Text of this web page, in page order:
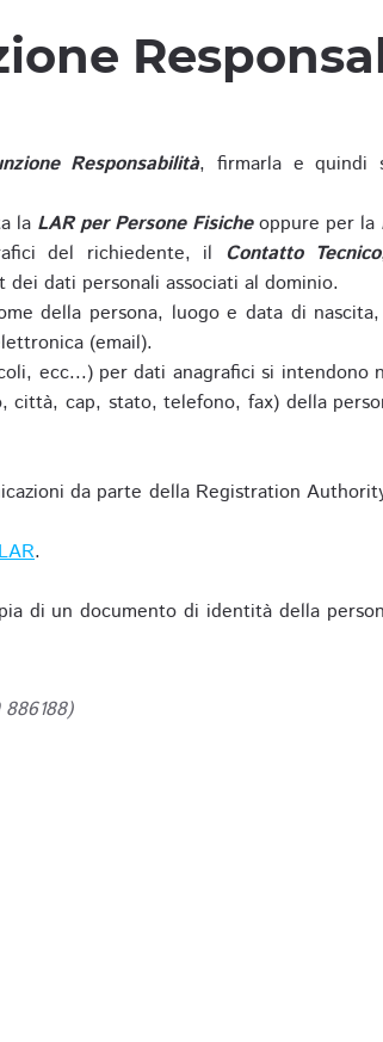
Responsabilità, firmarla e quindi
la LAR per Persone Fisicheoppure per la
del richiedente, il Contatto Tecnico
dati personali associati al dominio.
della persona, luogo e data di
(email).
ecc...) per dati anagrafici si intendono
cap, stato, telefono, fax) della
da parte della Registration
.
di un documento di identità della